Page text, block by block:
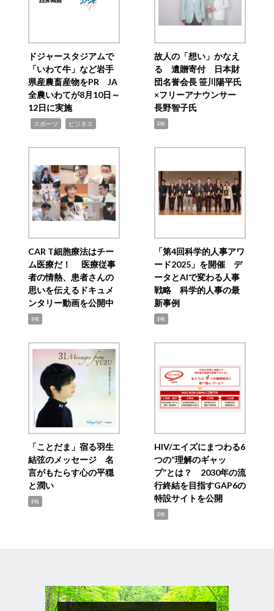
ドジャースタジアムで
「いわて牛」など岩手
県産農畜産物をPR JA
全農いわてが8月10日～
12日に実施
スポーツ ビジネス
故人の「想い」かなえ
る 遺贈寄付 日本財
団名誉会長 笹川陽平氏
×フリーアナウンサー
長野智子氏
PR
CAR T細胞療法はチー
ム医療だ！ 医療従事
者の情熱、患者さんの
思いを伝えるドキュメ
ンタリー動画を公開中
PR
「第4回科学的人事アワ
ード2025」を開催 デ
ータとAIで変わる人事
戦略 科学的人事の最
新事例
PR
「ことだま」宿る羽生
結弦のメッセージ 名
言がもたらす心の平穏
と潤い
PR
HIV/エイズにまつわる6
つの“理解のギャッ
プ”とは？ 2030年の流
行終結を目指すGAP6の
特設サイトを公開
PR